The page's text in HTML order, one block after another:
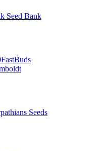
Seed Bank
Seeds